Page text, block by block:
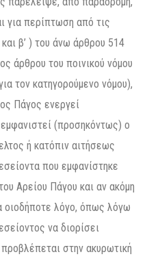
για περίπτωση από τις
β’ ) του άνω άρθρου 514
άρθρου του ποινικού νόμου
τον κατηγορούμενο νόμου),
Πάγος ενεργεί
(προσηκόντως) ο
ή κατόπιν αιτήσεως
που εμφανίστηκε
Αρείου Πάγου και αν ακόμη
οιοδήποτε λόγο, όπως λόγω
να διορίσει
στην ακυρωτική